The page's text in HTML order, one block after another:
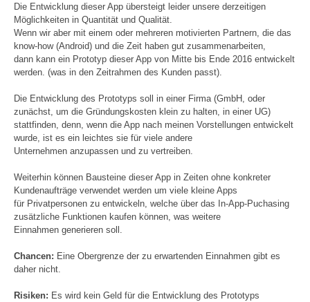
Die Entwicklung dieser App übersteigt leider unsere derzeitigen
Möglichkeiten in Quantität und Qualität.
Wenn wir aber mit einem oder mehreren motivierten Partnern, die das
know-how (Android) und die Zeit haben gut zusammenarbeiten,
dann kann ein Prototyp dieser App von Mitte bis Ende 2016 entwickelt
werden. (was in den Zeitrahmen des Kunden passt).
Die Entwicklung des Prototyps soll in einer Firma (GmbH, oder
zunächst, um die Gründungskosten klein zu halten, in einer UG)
stattfinden, denn, wenn die App nach meinen Vorstellungen entwickelt
wurde, ist es ein leichtes sie für viele andere
Unternehmen anzupassen und zu vertreiben.
Weiterhin können Bausteine dieser App in Zeiten ohne konkreter
Kundenaufträge verwendet werden um viele kleine Apps
für Privatpersonen zu entwickeln, welche über das In-App-Puchasing
zusätzliche Funktionen kaufen können, was weitere
Einnahmen generieren soll.
Chancen: Eine Obergrenze der zu erwartenden Einnahmen gibt es
daher nicht.
Risiken: Es wird kein Geld für die Entwicklung des Prototyps